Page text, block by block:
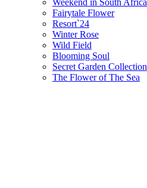
Weekend in South Africa
Fairytale Flower
Resort`24
Winter Rose
Wild Field
Blooming Soul
Secret Garden Collection
The Flower of The Sea